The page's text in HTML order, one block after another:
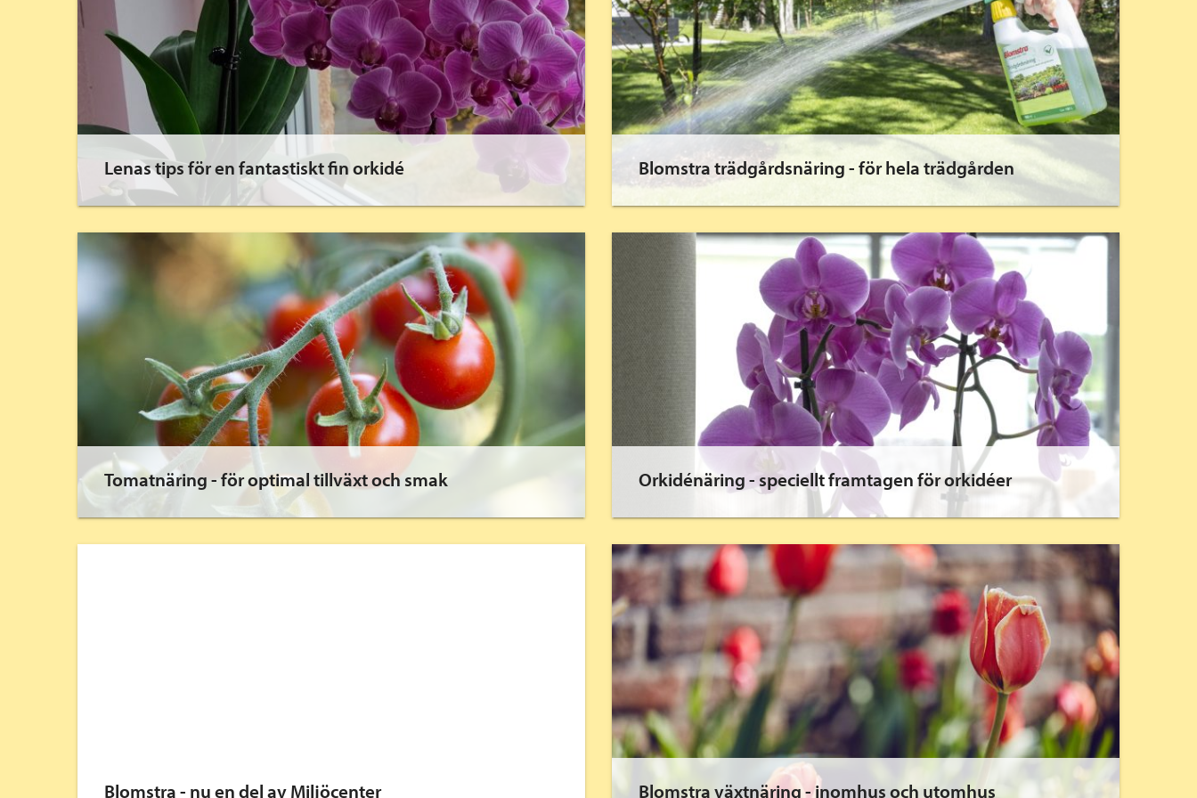
Lenas tips för en fantastiskt fin orkidé Blomstra trädgårdsnäring - för hela trädgården
Tomatnäring - för optimal tillväxt och smak Orkidénäring - speciellt framtagen för orkidéer
Blomstra - nu en del av Miljöcenter Blomstra växtnäring - inomhus och utomhus